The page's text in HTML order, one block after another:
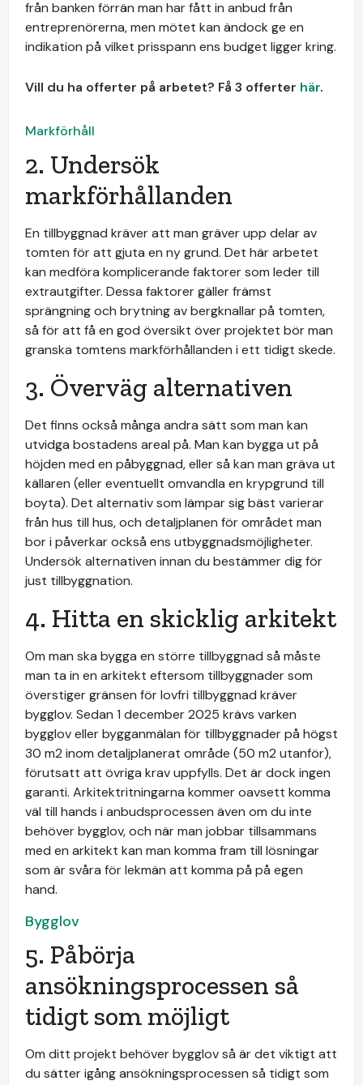
från banken förrän man har fått in anbud från
entreprenörerna, men mötet kan ändock ge en
indikation på vilket prisspann ens budget ligger kring.
Vill du ha offerter på arbetet? Få 3 offerter här.
Markförhåll
2. Undersök
markförhållanden
En tillbyggnad kräver att man gräver upp delar av
tomten för att gjuta en ny grund. Det här arbetet
kan medföra komplicerande faktorer som leder till
extrautgifter. Dessa faktorer gäller främst
sprängning och brytning av bergknallar på tomten,
så för att få en god översikt över projektet bör man
granska tomtens markförhållanden i ett tidigt skede.
3. Överväg alternativen
Det finns också många andra sätt som man kan
utvidga bostadens areal på. Man kan bygga ut på
höjden med en påbyggnad, eller så kan man gräva ut
källaren (eller eventuellt omvandla en krypgrund till
boyta). Det alternativ som lämpar sig bäst varierar
från hus till hus, och detaljplanen för området man
bor i påverkar också ens utbyggnadsmöjligheter.
Undersök alternativen innan du bestämmer dig för
just tillbyggnation.
4. Hitta en skicklig arkitekt
Om man ska bygga en större tillbyggnad så måste
man ta in en arkitekt eftersom tillbyggnader som
överstiger gränsen för lovfri tillbyggnad kräver
bygglov. Sedan 1 december 2025 krävs varken
bygglov eller bygganmälan för tillbyggnader på högst
30 m2 inom detaljplanerat område (50 m2 utanför),
förutsatt att övriga krav uppfylls. Det är dock ingen
garanti. Arkitektritningarna kommer oavsett komma
väl till hands i anbudsprocessen även om du inte
behöver bygglov, och när man jobbar tillsammans
med en arkitekt kan man komma fram till lösningar
som är svåra för lekmän att komma på på egen
hand.
Bygglov
5. Påbörja
ansökningsprocessen så
tidigt som möjligt
Om ditt projekt behöver bygglov så är det viktigt att
du sätter igång ansökningsprocessen så tidigt som